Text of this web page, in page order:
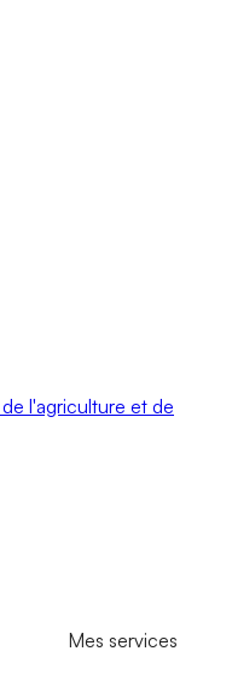
l'agriculture et de
Mes services